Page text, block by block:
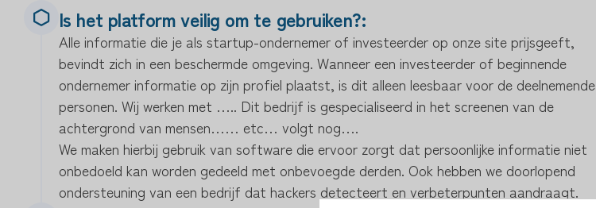
Is het platform veilig om te gebruiken?:
Alle informatie die je als startup-ondernemer of investeerder op onze site prijsgeeft,
bevindt zich in een beschermde omgeving. Wanneer een investeerder of beginnende
ondernemer informatie op zijn profiel plaatst, is dit alleen leesbaar voor de deelnemende
personen. Wij werken met ….. Dit bedrijf is gespecialiseerd in het screenen van de
achtergrond van mensen…… etc… volgt nog….
We maken hierbij gebruik van software die ervoor zorgt dat persoonlijke informatie niet
onbedoeld kan worden gedeeld met onbevoegde derden. Ook hebben we doorlopend
ondersteuning van een bedrijf dat hackers detecteert en verbeterpunten aandraagt.